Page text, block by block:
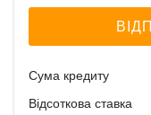
Сума кредиту
Відсоткова ставка